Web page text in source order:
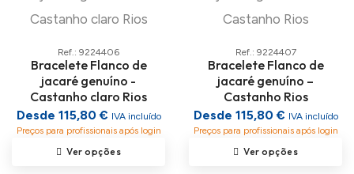
Ref.: 9224406
Bracelete Flanco de
jacaré genuíno -
Castanho claro Rios
Desde 115,80 € IVA incluído
Preços para profissionais após login
Ver opções
Ref.: 9224407
Bracelete Flanco de
jacaré genuíno –
Castanho Rios
Desde 115,80 € IVA incluído
Preços para profissionais após login
Ver opções